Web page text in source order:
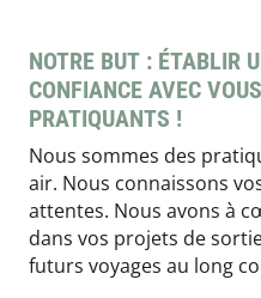
NOTRE BUT : ÉTABLIR
CONFIANCE AVEC
PRATIQUANTS !
Nous sommes des
air. Nous connaissons
attentes. Nous avons à
dans vos projets de
futurs voyages au long